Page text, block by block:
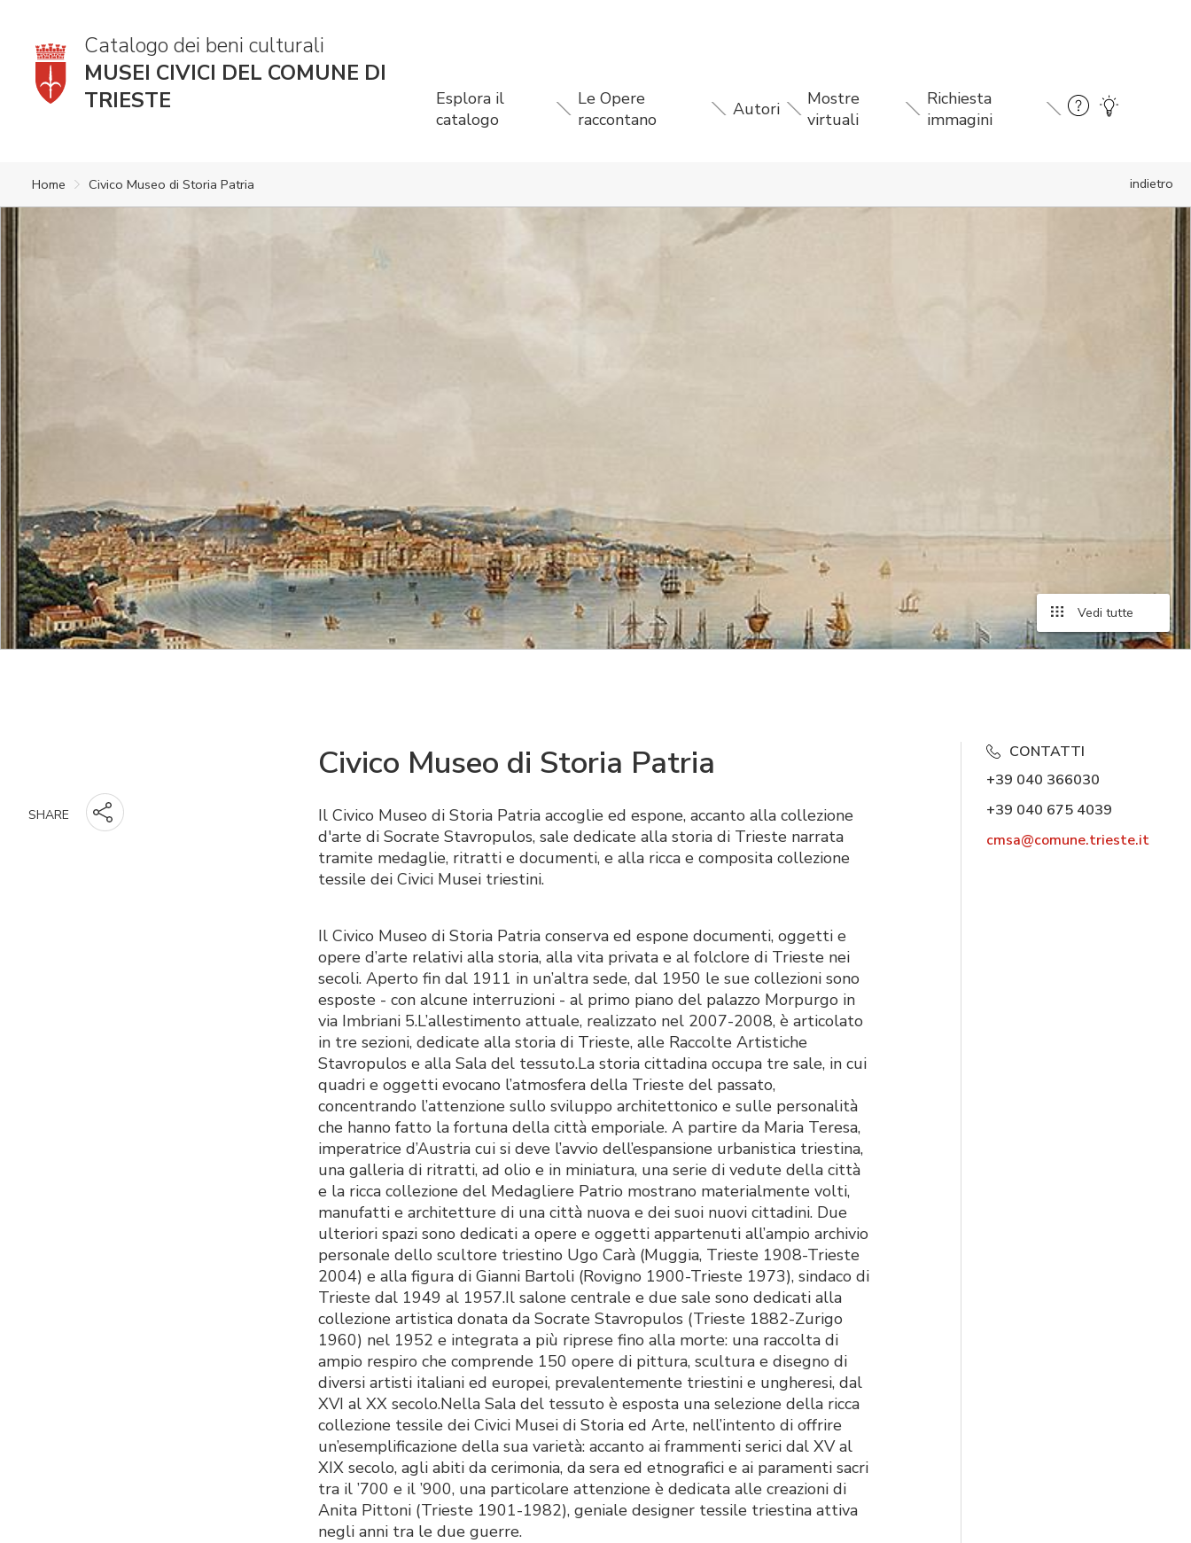
Catalogo dei beni culturali
MUSEI CIVICI DEL COMUNE DI
TRIESTE
Esplora il
catalogo
Le Opere
raccontano
Autori
Mostre
virtuali
Richiesta
immagini
indietro
Home Civico Museo di Storia Patria
Vedi tutte
Civico Museo di Storia Patria
Il Civico Museo di Storia Patria accoglie ed espone, accanto alla collezione
d'arte di Socrate Stavropulos, sale dedicate alla storia di Trieste narrata
tramite medaglie, ritratti e documenti, e alla ricca e composita collezione
tessile dei Civici Musei triestini.
Il Civico Museo di Storia Patria conserva ed espone documenti, oggetti e
opere d’arte relativi alla storia, alla vita privata e al folclore di Trieste nei
secoli. Aperto fin dal 1911 in un’altra sede, dal 1950 le sue collezioni sono
esposte - con alcune interruzioni - al primo piano del palazzo Morpurgo in
via Imbriani 5.L’allestimento attuale, realizzato nel 2007-2008, è articolato
in tre sezioni, dedicate alla storia di Trieste, alle Raccolte Artistiche
Stavropulos e alla Sala del tessuto.La storia cittadina occupa tre sale, in cui
quadri e oggetti evocano l’atmosfera della Trieste del passato,
concentrando l’attenzione sullo sviluppo architettonico e sulle personalità
che hanno fatto la fortuna della città emporiale. A partire da Maria Teresa,
imperatrice d’Austria cui si deve l’avvio dell’espansione urbanistica triestina,
una galleria di ritratti, ad olio e in miniatura, una serie di vedute della città
e la ricca collezione del Medagliere Patrio mostrano materialmente volti,
manufatti e architetture di una città nuova e dei suoi nuovi cittadini. Due
ulteriori spazi sono dedicati a opere e oggetti appartenuti all’ampio archivio
personale dello scultore triestino Ugo Carà (Muggia, Trieste 1908-Trieste
2004) e alla figura di Gianni Bartoli (Rovigno 1900-Trieste 1973), sindaco di
Trieste dal 1949 al 1957.Il salone centrale e due sale sono dedicati alla
collezione artistica donata da Socrate Stavropulos (Trieste 1882-Zurigo
1960) nel 1952 e integrata a più riprese fino alla morte: una raccolta di
ampio respiro che comprende 150 opere di pittura, scultura e disegno di
diversi artisti italiani ed europei, prevalentemente triestini e ungheresi, dal
XVI al XX secolo.Nella Sala del tessuto è esposta una selezione della ricca
collezione tessile dei Civici Musei di Storia ed Arte, nell’intento di offrire
un’esemplificazione della sua varietà: accanto ai frammenti serici dal XV al
XIX secolo, agli abiti da cerimonia, da sera ed etnografici e ai paramenti sacri
tra il ’700 e il ’900, una particolare attenzione è dedicata alle creazioni di
Anita Pittoni (Trieste 1901-1982), geniale designer tessile triestina attiva
negli anni tra le due guerre.
CONTATTI
+39 040 366030
+39 040 675 4039
cmsa@comune.trieste.it
SHARE